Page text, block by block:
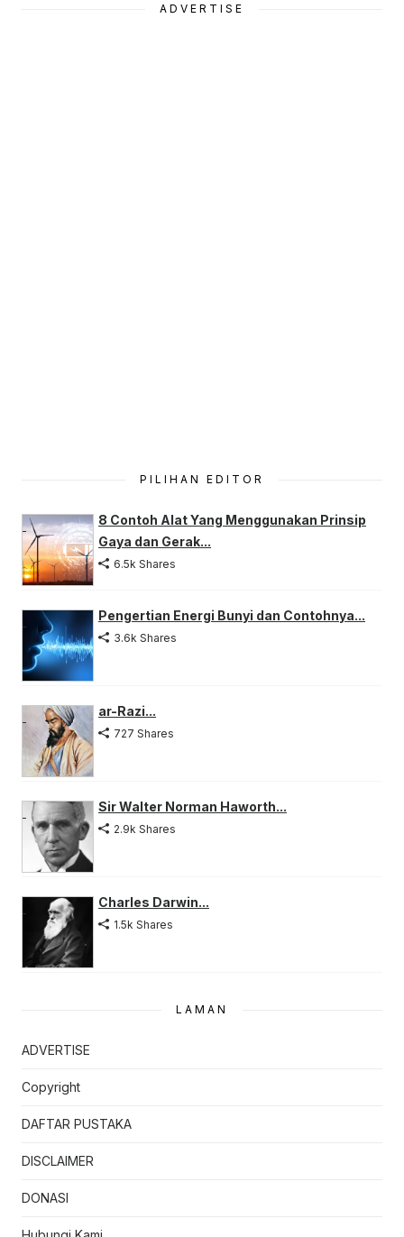
ADVERTISE
PILIHAN EDITOR
8 Contoh Alat Yang Menggunakan Prinsip
Gaya dan Gerak...
6.5k Shares
Pengertian Energi Bunyi dan Contohnya...
3.6k Shares
ar-Razi...
727 Shares
Sir Walter Norman Haworth...
2.9k Shares
Charles Darwin...
1.5k Shares
LAMAN
ADVERTISE
Copyright
DAFTAR PUSTAKA
DISCLAIMER
DONASI